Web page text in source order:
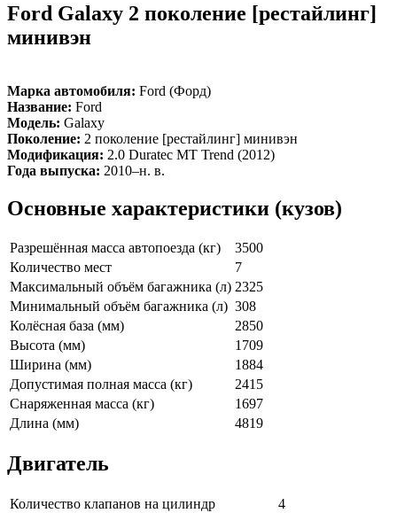
Ford Galaxy 2 поколение [рестайлинг]
минивэн
Марка автомобиля: Ford (Форд)
Название: Ford
Модель: Galaxy
Поколение: 2 поколение [рестайлинг] минивэн
Модификация: 2.0 Duratec MT Trend (2012)
Года выпуска: 2010–н. в.
Основные характеристики (кузов)
Разрешённая масса автопоезда (кг)
3500
Количество мест
7
Максимальный объём багажника (л) 2325
Минимальный объём багажника (л) 308
Колёсная база (мм)
2850
Высота (мм)
1709
Ширина (мм)
1884
Допустимая полная масса (кг)
2415
Снаряженная масса (кг)
1697
Длина (мм)
4819
Двигатель
Количество клапанов на цилиндр
4